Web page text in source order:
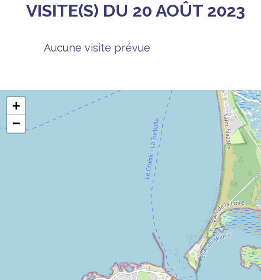
VISITE(S) DU 20 AOÛT 2023
Aucune visite prévue
+
−